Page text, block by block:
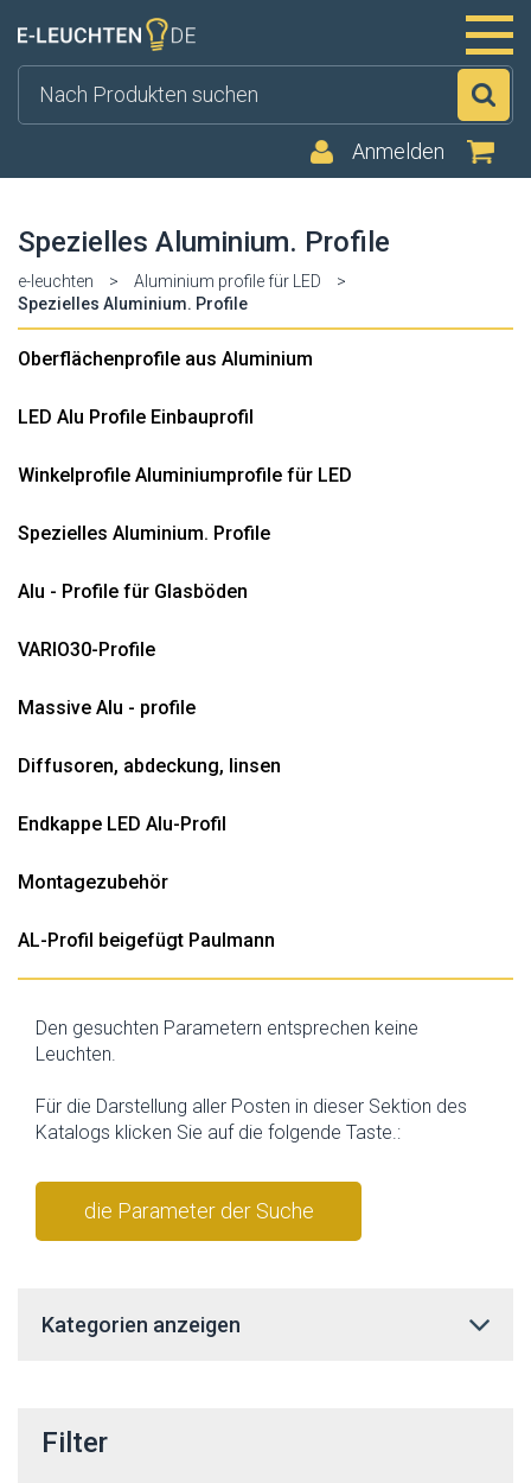
Anmelden
Spezielles Aluminium. Profile
e-leuchten > Aluminium profile für LED
>
Spezielles Aluminium. Profile
Oberflächenprofile aus Aluminium
LED Alu Profile Einbauprofil
Winkelprofile Aluminiumprofile für LED
Spezielles Aluminium. Profile
Alu - Profile für Glasböden
VARIO30-Profile
Massive Alu - profile
Diffusoren, abdeckung, linsen
Endkappe LED Alu-Profil
Montagezubehör
AL-Profil beigefügt Paulmann
Den gesuchten Parametern entsprechen keine
Leuchten.
Für die Darstellung aller Posten in dieser Sektion des
Katalogs klicken Sie auf die folgende Taste.:
die Parameter der Suche
Kategorien anzeigen
Filter